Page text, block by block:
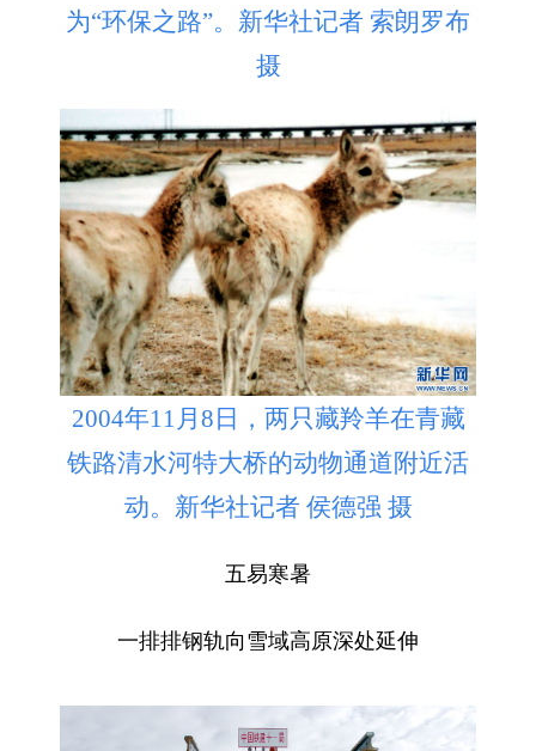
为“环保之路”。新华社记者 索朗罗布
摄
2004年11月8日，两只藏羚羊在青藏
铁路清水河特大桥的动物通道附近活
动。新华社记者 侯德强 摄
五易寒暑
一排排钢轨向雪域高原深处延伸